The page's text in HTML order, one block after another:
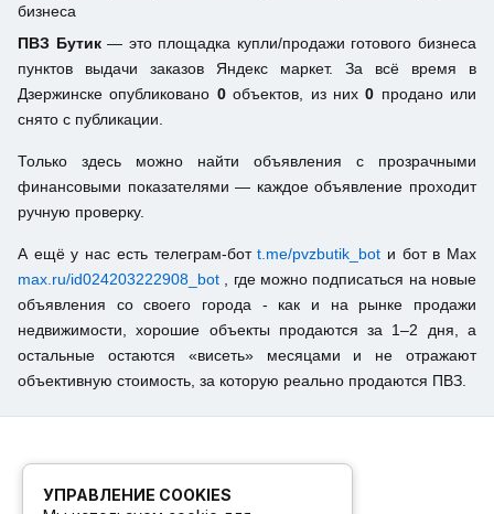
бизнеса
ПВЗ Бутик— это площадка купли/продажи готового бизнеса
пунктов выдачи заказов Яндекс маркет. За всё время в
Дзержинске опубликовано 0объектов, из них0 продано или
снято с публикации.
Только здесь можно найти объявления с прозрачными
финансовыми показателями — каждое объявление проходит
ручную проверку.
А ещё у нас есть телеграм-ботt.me/pvzbutik_bot и бот в Max
max.ru/id024203222908_bot
, где можно подписаться на новые
объявления со своего города - как и на рынке продажи
недвижимости, хорошие объекты продаются за 1–2 дня, а
остальные остаются «висеть» месяцами и не отражают
объективную стоимость, за которую реально продаются ПВЗ.
УПРАВЛЕНИЕ COOKIES